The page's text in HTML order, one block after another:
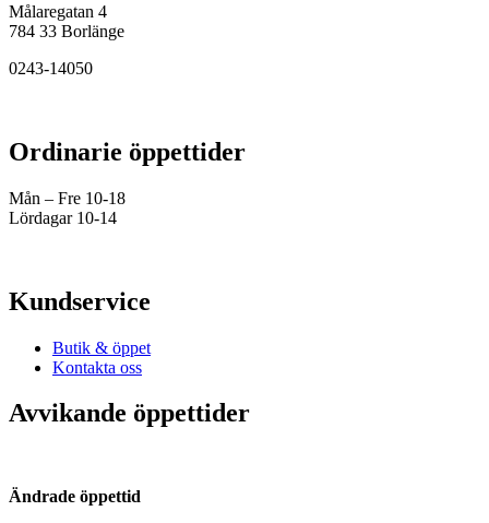
Målaregatan 4
784 33 Borlänge
0243-14050
Ordinarie öppettider
Mån – Fre 10-18
Lördagar 10-14
Kundservice
Butik & öppet
Kontakta oss
Avvikande öppettider
Ändrade öppettid